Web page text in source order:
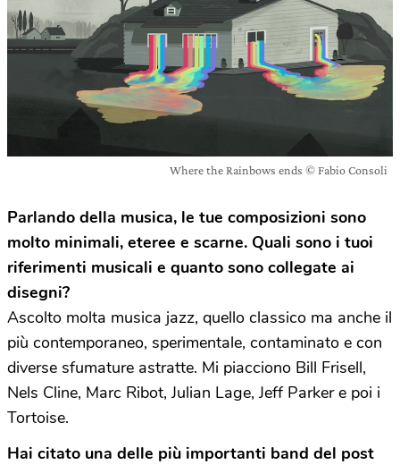
Where the Rainbows ends © Fabio Consoli
Parlando della musica, le tue composizioni sono
molto minimali, eteree e scarne. Quali sono i tuoi
riferimenti musicali e quanto sono collegate ai
disegni?
Ascolto molta musica jazz, quello classico ma anche il
più contemporaneo, sperimentale, contaminato e con
diverse sfumature astratte. Mi piacciono Bill Frisell,
Nels Cline, Marc Ribot, Julian Lage, Jeff Parker e poi i
Tortoise.
Hai citato una delle più importanti band del post